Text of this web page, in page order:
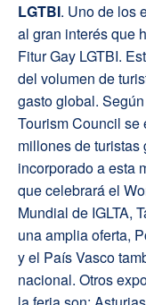
LGTBI. Uno de los
al gran interés que
Fitur Gay LGTBI.
del volumen de
gasto global.
Tourism Council se
millones de turistas
incorporado a esta
que celebrará el
Mundial de IGLTA,
una amplia oferta,
y el País Vasco
nacional. Otros